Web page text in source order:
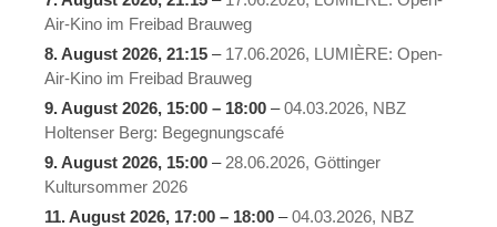
Air-Kino im Freibad Brauweg
8. August 2026, 21:15 – 17.06.2026, LUMIÈRE: Open-
Air-Kino im Freibad Brauweg
9. August 2026, 15:00 – 18:00 –04.03.2026, NBZ
Holtenser Berg: Begegnungscafé
9. August 2026, 15:00 – 28.06.2026, Göttinger
Kultursommer 2026
11. August 2026, 17:00 – 18:00 –04.03.2026, NBZ